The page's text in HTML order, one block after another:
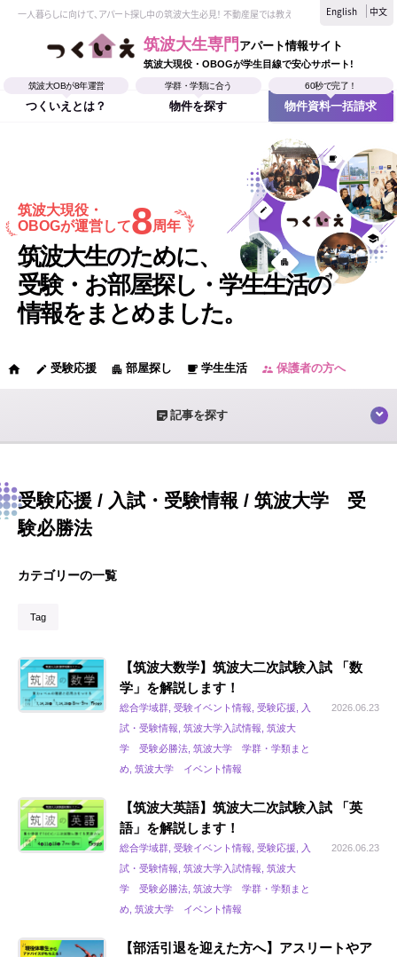
一人暮らしに向けて、アパート探し中の筑波大生必見！ 不動産屋では教えてくれない、筑波大生なら
English 中文
筑波大生専門 アパート情報サイト
筑波大現役・OBOGが学生目線で安心サポート!
筑波大OBが8年運営
つくいえとは？
学群・学類に合う
物件を探す
60秒で完了！
物件資料一括請求
筑波大現役・
OBOGが運営して8周年
筑波大生のために、
受験・お部屋探し・学生生活の
情報をまとめました。
home edit 受験応援 apartment 部屋探し local_cafe 学生生活 supervisor_account 保護者の方へ
sticky_note_2 記事を探す
受験応援 / 入試・受験情報 / 筑波大学 受
験必勝法
カテゴリーの一覧
Tag
【筑波大数学】筑波大二次試験入試 「数
学」を解説します！
総合学域群, 受験イベント情報, 受験応援, 入
試・受験情報, 筑波大学入試情報, 筑波大
学 受験必勝法, 筑波大学 学群・学類まと
め, 筑波大学 イベント情報
2026.06.23
【筑波大英語】筑波大二次試験入試 「英
語」を解説します！
総合学域群, 受験イベント情報, 受験応援, 入
試・受験情報, 筑波大学入試情報, 筑波大
学 受験必勝法, 筑波大学 学群・学類まと
め, 筑波大学 イベント情報
2026.06.23
【部活引退を迎えた方へ】アスリートやア